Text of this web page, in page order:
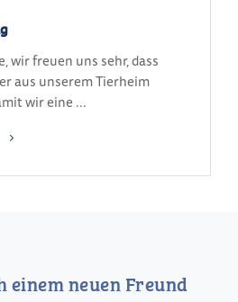
wir freuen uns sehr, dass
aus unserem Tierheim
wir eine ...
einem neuen Freund